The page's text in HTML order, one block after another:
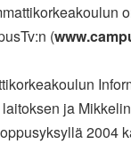
(
ja
2004